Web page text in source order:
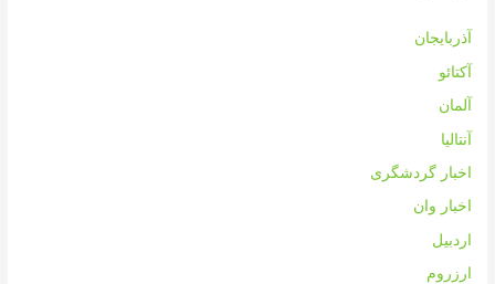
آذربایجان
آکتائو
آلمان
آنتالیا
اخبار گردشگری
اخبار وان
اردبیل
ارزروم